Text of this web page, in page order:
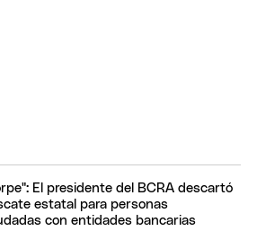
El presidente del BCRA descartó
estatal para personas
con entidades bancarias